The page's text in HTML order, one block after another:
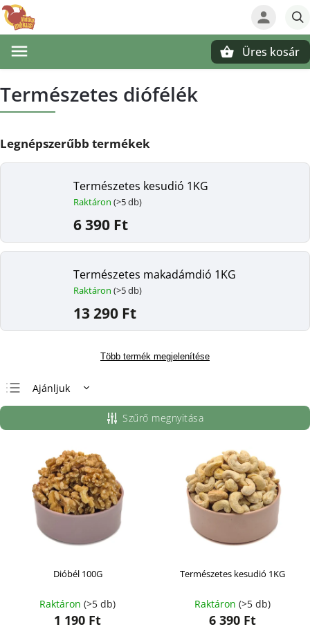
Üres kosár
Természetes diófélék
Legnépszerűbb termékek
Természetes kesudió 1KG
Raktáron (>5 db)
6 390 Ft
Természetes makadámdió 1KG
Raktáron (>5 db)
13 290 Ft
Több termék megjelenítése
Ajánljuk
Legolcsóbb elöl
Legdrágább
Legnépszerűbb
termékek
ABC szerint
Szűrő megnyitása
Dióbél 100G
Raktáron (>5 db)
1 190 Ft
Természetes kesudió 1KG
Raktáron (>5 db)
6 390 Ft